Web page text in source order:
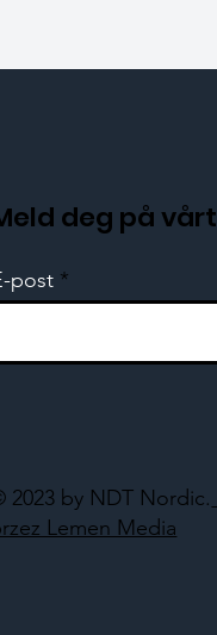
2023 by NDT Nordic.
Lemen Media
deg på
post